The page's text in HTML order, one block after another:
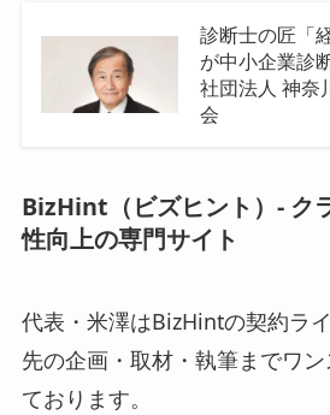
診断士の匠「
が中小企業診
社団法人 神奈
会
BizHint（ビズヒント）- ク
性向上の専門サイト
代表・米澤はBizHintの契約ラ
先の企画・取材・執筆までワ
ております。